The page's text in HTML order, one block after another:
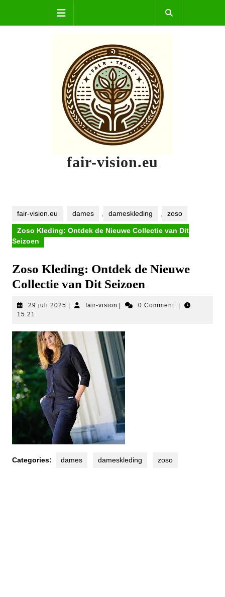
content
fair-vision.eu
fair-vision.eu dames dameskleding zoso
Zoso Kleding: Ontdek de Nieuwe Collectie van Dit
Seizoen
Zoso Kleding: Ontdek de Nieuwe
Collectie van Dit Seizoen
29 juli 2025 29
fair-vision fair-
0 Comment
15:21
Categories: dames dameskleding zoso